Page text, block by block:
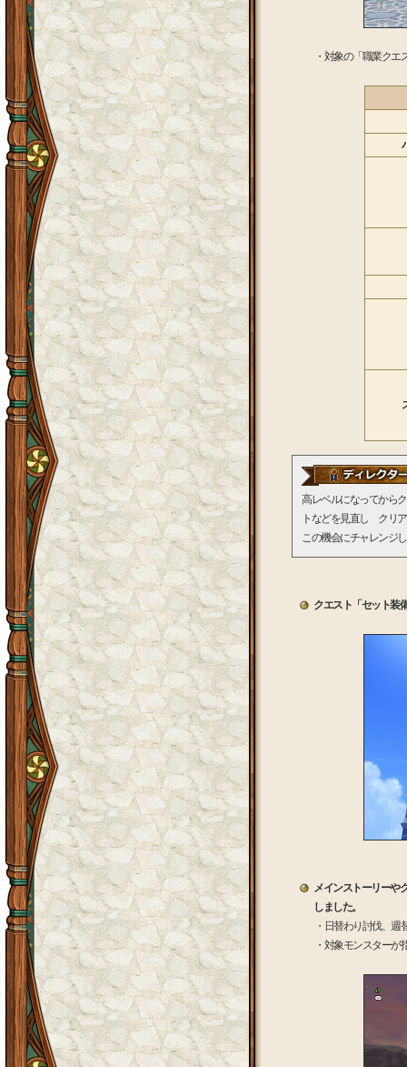
・対象の「職業クエ
高レベルになってから
トなどを見直し クリ
この機会にチャレンジ
クエスト「セット装
メインストーリーや
しました。
・日替わり討伐、
・対象モンスター